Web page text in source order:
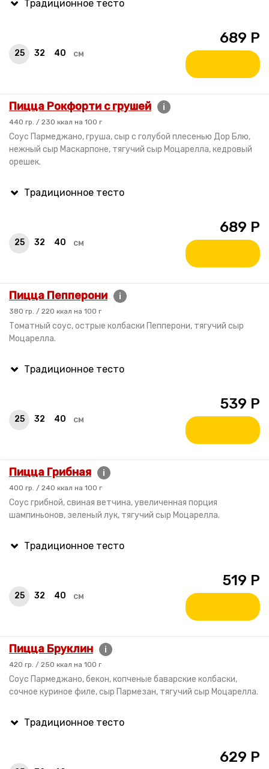
25 32 40 см
689 Р
Пицца Рокфорти с грушей i
440 гр. / 230 ккал на 100 г
Соус Пармеджано, груша, сыр с голубой плесенью Дор Блю,
нежный сыр Маскарпоне, тягучий сыр Моцарелла, кедровый
орешек.
25 32 40 см
689 Р
Пицца Пепперони i
380 гр. / 220 ккал на 100 г
Томатный соус, острые колбаски Пепперони, тягучий сыр
Моцарелла.
25 32 40 см
539 Р
Пицца Грибная i
400 гр. / 240 ккал на 100 г
Соус грибной, свиная ветчина, увеличенная порция
шампиньонов, зеленый лук, тягучий сыр Моцарелла.
25 32 40 см
519 Р
Пицца Бруклин i
420 гр. / 250 ккал на 100 г
Соус Пармеджано, бекон, копченые баварские колбаски,
сочное куриное филе, сыр Пармезан, тягучий сыр Моцарелла.
629 Р